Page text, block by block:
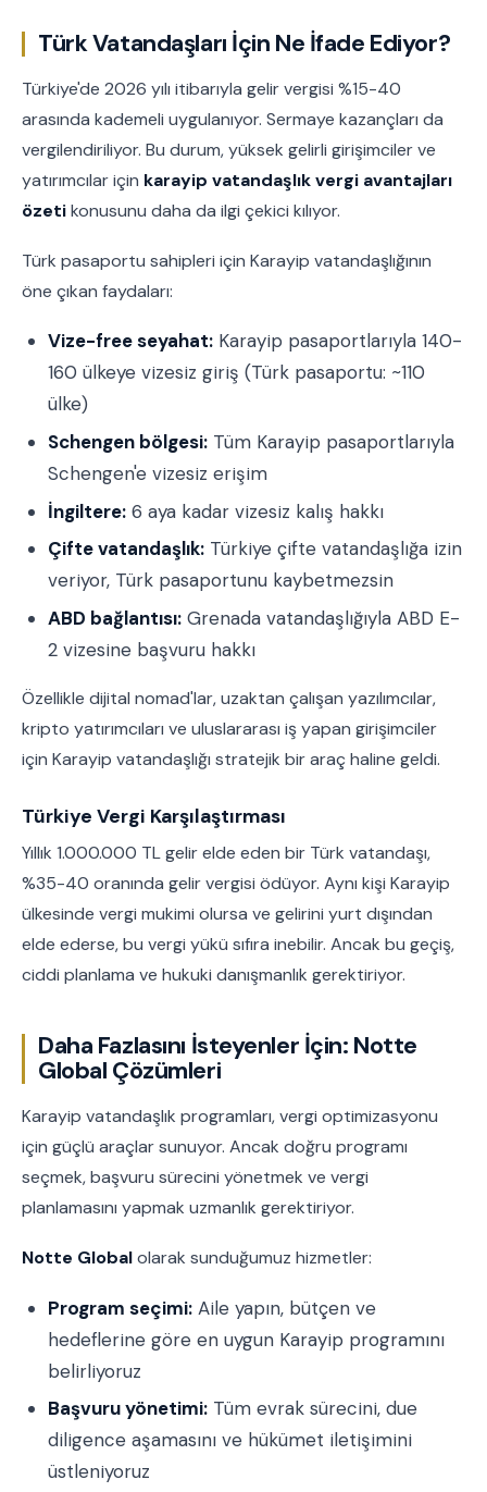
Türk Vatandaşları İçin Ne İfade Ediyor?
Türkiye'de 2026 yılı itibarıyla gelir vergisi %15-40
arasında kademeli uygulanıyor. Sermaye kazançları da
vergilendiriliyor. Bu durum, yüksek gelirli girişimciler ve
yatırımcılar için karayip vatandaşlık vergi avantajları
özetikonusunu daha da ilgi çekici kılıyor.
Türk pasaportu sahipleri için Karayip vatandaşlığının
öne çıkan faydaları:
Vize-free seyahat: Karayip pasaportlarıyla 140-
160 ülkeye vizesiz giriş (Türk pasaportu: ~110
ülke)
Schengen bölgesi: Tüm Karayip pasaportlarıyla
Schengen'e vizesiz erişim
İngiltere: 6 aya kadar vizesiz kalış hakkı
Çifte vatandaşlık: Türkiye çifte vatandaşlığa izin
veriyor, Türk pasaportunu kaybetmezsin
ABD bağlantısı: Grenada vatandaşlığıyla ABD E-
2 vizesine başvuru hakkı
Özellikle dijital nomad'lar, uzaktan çalışan yazılımcılar,
kripto yatırımcıları ve uluslararası iş yapan girişimciler
için Karayip vatandaşlığı stratejik bir araç haline geldi.
Türkiye Vergi Karşılaştırması
Yıllık 1.000.000 TL gelir elde eden bir Türk vatandaşı,
%35-40 oranında gelir vergisi ödüyor. Aynı kişi Karayip
ülkesinde vergi mukimi olursa ve gelirini yurt dışından
elde ederse, bu vergi yükü sıfıra inebilir. Ancak bu geçiş,
ciddi planlama ve hukuki danışmanlık gerektiriyor.
Daha Fazlasını İsteyenler İçin: Notte
Global Çözümleri
Karayip vatandaşlık programları, vergi optimizasyonu
için güçlü araçlar sunuyor. Ancak doğru programı
seçmek, başvuru sürecini yönetmek ve vergi
planlamasını yapmak uzmanlık gerektiriyor.
Notte Globalolarak sunduğumuz hizmetler:
Program seçimi: Aile yapın, bütçen ve
hedeflerine göre en uygun Karayip programını
belirliyoruz
Başvuru yönetimi: Tüm evrak sürecini, due
diligence aşamasını ve hükümet iletişimini
üstleniyoruz